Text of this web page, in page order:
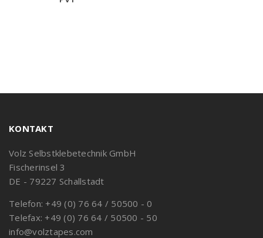
KONTAKT
Volz Selbstklebetechnik GmbH
Fischerinsel 3
DE - 79227 Schallstadt
Telefon: +49 (0) 76 64 / 50500 - 0
Telefax: +49 (0) 76 64 / 50500 - 50
info@volztapes.com